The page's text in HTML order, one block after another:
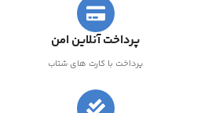
پرداخت آنلاین امن
پرداخت با کارت های شتاب